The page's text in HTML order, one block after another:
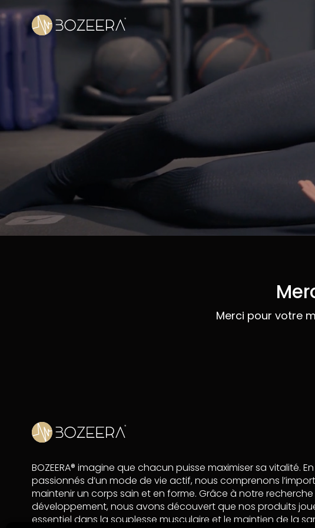
Merci pour votre
BOZEERA® imagine que chacun puisse maximiser sa vitalité.
passionnés d’un mode de vie actif, nous comprenons
maintenir un corps sain et en forme. Grâce à notre
développement, nous avons découvert que nos produits
essentiel dans la souplesse musculaire et le maintien de la